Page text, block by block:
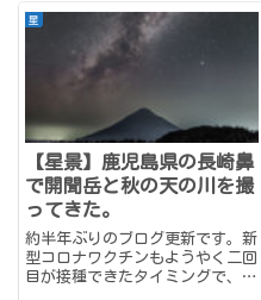
星
【星景】鹿児島県の長崎鼻
で開聞岳と秋の天の川を撮
ってきた。
約半年ぶりのブログ更新です。新
型コロナワクチンもようやく二回
目が接種できたタイミングで、約